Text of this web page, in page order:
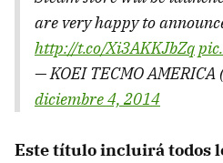
are very happy to
http://t.co/Xi3AKKJbZq
— KOEI TECMO AMERICA
diciembre 4, 2014
Este título incluirá todos